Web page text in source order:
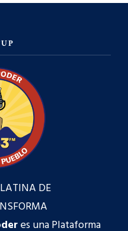
DE
es una Plataforma